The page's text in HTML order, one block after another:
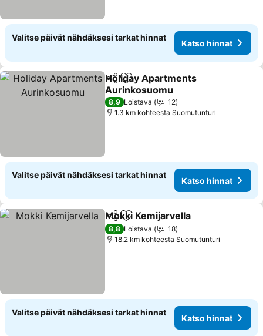
Valitse päivät nähdäksesi tarkat hinnat
Katso hinnat
Jaa Lisää suosikkeihin
Holiday Apartments
Aurinkosuomu
8,9 Loistava
12
1.3 km kohteesta Suomutunturi
Valitse päivät nähdäksesi tarkat hinnat
Katso hinnat
Jaa Lisää suosikkeihin
Mokki Kemijarvella
8,8 Loistava
18
18.2 km kohteesta Suomutunturi
Valitse päivät nähdäksesi tarkat hinnat
Katso hinnat